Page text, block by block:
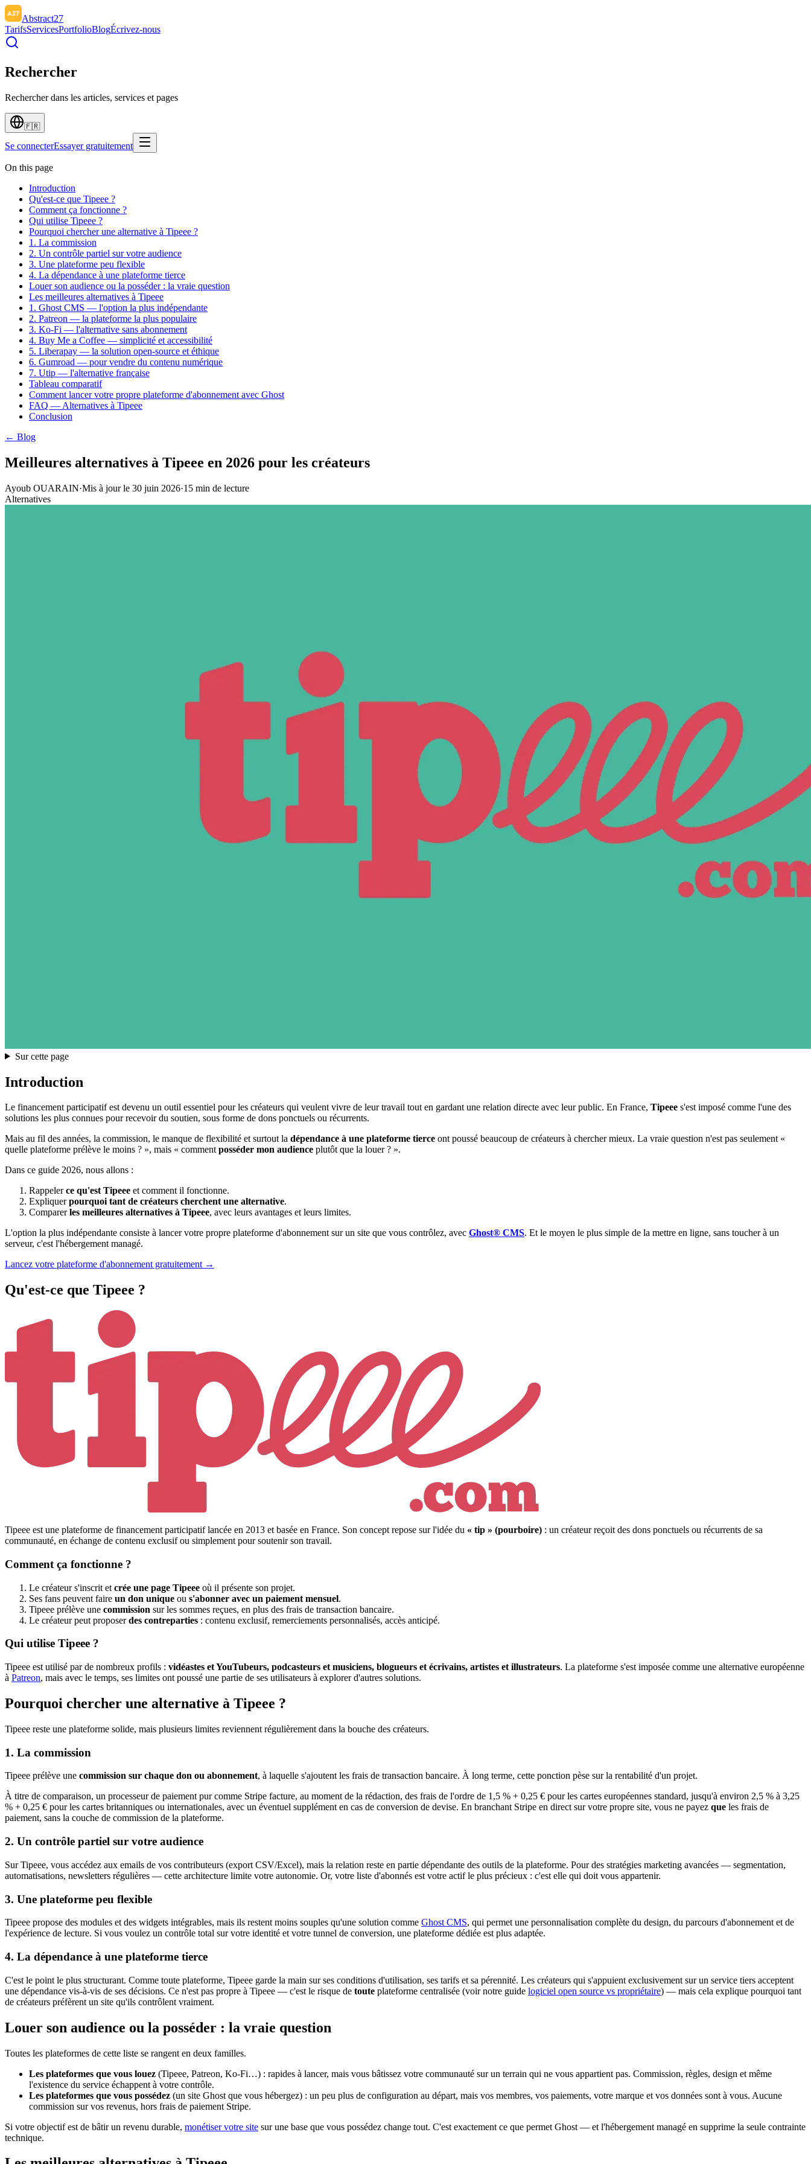
Abstract27
TarifsServicesPortfolioBlogÉcrivez-nous
Rechercher
Rechercher dans les articles, services et pages
🇫🇷
Se connecterEssayer gratuitement
On this page
Introduction
Qu'est-ce que Tipeee ?
Comment ça fonctionne ?
Qui utilise Tipeee ?
Pourquoi chercher une alternative à Tipeee ?
1. La commission
2. Un contrôle partiel sur votre audience
3. Une plateforme peu flexible
4. La dépendance à une plateforme tierce
Louer son audience ou la posséder : la vraie question
Les meilleures alternatives à Tipeee
1. Ghost CMS — l'option la plus indépendante
2. Patreon — la plateforme la plus populaire
3. Ko-Fi — l'alternative sans abonnement
4. Buy Me a Coffee — simplicité et accessibilité
5. Liberapay — la solution open-source et éthique
6. Gumroad — pour vendre du contenu numérique
7. Utip — l'alternative française
Tableau comparatif
Comment lancer votre propre plateforme d'abonnement avec Ghost
FAQ — Alternatives à Tipeee
Conclusion
← Blog
Meilleures alternatives à Tipeee en 2026 pour les créateurs
Ayoub OUARAIN·Mis à jour le 30 juin 2026·15 min de lecture
Alternatives
Sur cette page
Introduction
Le financement participatif est devenu un outil essentiel pour les créateurs qui veulent vivre de leur travail tout en gardant une relation directe avec leur public. En France, Tipeee s'est imposé comme l'une des
solutions les plus connues pour recevoir du soutien, sous forme de dons ponctuels ou récurrents.
Mais au fil des années, la commission, le manque de flexibilité et surtout la dépendance à une plateforme tierce ont poussé beaucoup de créateurs à chercher mieux. La vraie question n'est pas seulement «
quelle plateforme prélève le moins ? », mais « commentposséder mon audience plutôt que la louer ? ».
Dans ce guide 2026, nous allons :
Rappelerce qu'est Tipeee et comment il fonctionne.
Expliquerpourquoi tant de créateurs cherchent une alternative.
Comparerles meilleures alternatives à Tipeee, avec leurs avantages et leurs limites.
L'option la plus indépendante consiste à lancer votre propre plateforme d'abonnement sur un site que vous contrôlez, avec Ghost® CMS. Et le moyen le plus simple de la mettre en ligne, sans toucher à un
serveur, c'est l'hébergement managé.
Lancez votre plateforme d'abonnement gratuitement →
Qu'est-ce que Tipeee ?
Tipeee est une plateforme de financement participatif lancée en 2013 et basée en France. Son concept repose sur l'idée du « tip » (pourboire) : un créateur reçoit des dons ponctuels ou récurrents de sa
communauté, en échange de contenu exclusif ou simplement pour soutenir son travail.
Comment ça fonctionne ?
Le créateur s'inscrit et crée une page Tipeee où il présente son projet.
Ses fans peuvent faire un don unique ou s'abonner avec un paiement mensuel.
Tipeee prélève une commission sur les sommes reçues, en plus des frais de transaction bancaire.
Le créateur peut proposerdes contreparties : contenu exclusif, remerciements personnalisés, accès anticipé.
Qui utilise Tipeee ?
Tipeee est utilisé par de nombreux profils : vidéastes et YouTubeurs, podcasteurs et musiciens, blogueurs et écrivains, artistes et illustrateurs. La plateforme s'est imposée comme une alternative européenne
à Patreon, mais avec le temps, ses limites ont poussé une partie de ses utilisateurs à explorer d'autres solutions.
Pourquoi chercher une alternative à Tipeee ?
Tipeee reste une plateforme solide, mais plusieurs limites reviennent régulièrement dans la bouche des créateurs.
1. La commission
Tipeee prélève une commission sur chaque don ou abonnement, à laquelle s'ajoutent les frais de transaction bancaire. À long terme, cette ponction pèse sur la rentabilité d'un projet.
À titre de comparaison, un processeur de paiement pur comme Stripe facture, au moment de la rédaction, des frais de l'ordre de 1,5 % + 0,25 € pour les cartes européennes standard, jusqu'à environ 2,5 % à 3,25
% + 0,25 € pour les cartes britanniques ou internationales, avec un éventuel supplément en cas de conversion de devise. En branchant Stripe en direct sur votre propre site, vous ne payez que les frais de
paiement, sans la couche de commission de la plateforme.
2. Un contrôle partiel sur votre audience
Sur Tipeee, vous accédez aux emails de vos contributeurs (export CSV/Excel), mais la relation reste en partie dépendante des outils de la plateforme. Pour des stratégies marketing avancées — segmentation,
automatisations, newsletters régulières — cette architecture limite votre autonomie. Or, votre liste d'abonnés est votre actif le plus précieux : c'est elle qui doit vous appartenir.
3. Une plateforme peu flexible
Tipeee propose des modules et des widgets intégrables, mais ils restent moins souples qu'une solution comme Ghost CMS, qui permet une personnalisation complète du design, du parcours d'abonnement et de
l'expérience de lecture. Si vous voulez un contrôle total sur votre identité et votre tunnel de conversion, une plateforme dédiée est plus adaptée.
4. La dépendance à une plateforme tierce
C'est le point le plus structurant. Comme toute plateforme, Tipeee garde la main sur ses conditions d'utilisation, ses tarifs et sa pérennité. Les créateurs qui s'appuient exclusivement sur un service tiers acceptent
une dépendance vis-à-vis de ses décisions. Ce n'est pas propre à Tipeee — c'est le risque de toute plateforme centralisée (voir notre guide logiciel open source vs propriétaire) — mais cela explique pourquoi tant
de créateurs préfèrent un site qu'ils contrôlent vraiment.
Louer son audience ou la posséder : la vraie question
Toutes les plateformes de cette liste se rangent en deux familles.
Les plateformes que vous louez (Tipeee, Patreon, Ko-Fi…) : rapides à lancer, mais vous bâtissez votre communauté sur un terrain qui ne vous appartient pas. Commission, règles, design et même
l'existence du service échappent à votre contrôle.
Les plateformes que vous possédez (un site Ghost que vous hébergez) : un peu plus de configuration au départ, mais vos membres, vos paiements, votre marque et vos données sont à vous. Aucune
commission sur vos revenus, hors frais de paiement Stripe.
Si votre objectif est de bâtir un revenu durable, monétiser votre site sur une base que vous possédez change tout. C'est exactement ce que permet Ghost — et l'hébergement managé en supprime la seule contrainte
technique.